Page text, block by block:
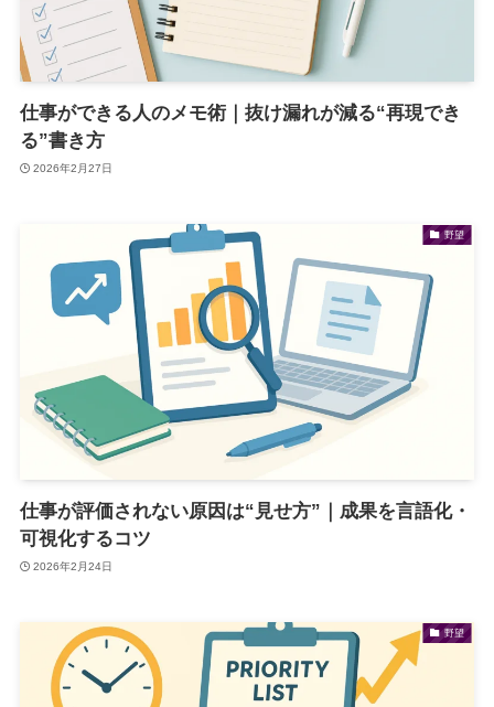
仕事ができる人のメモ術｜抜け漏れが減る“再現でき
る”書き方
2026年2月27日
野望
仕事が評価されない原因は“見せ方”｜成果を言語化・
可視化するコツ
2026年2月24日
野望